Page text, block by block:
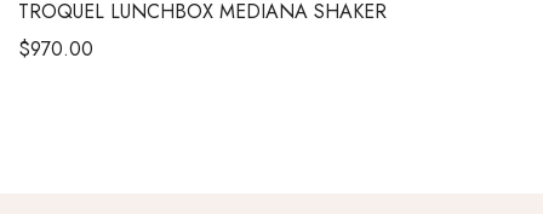
TROQUEL LUNCHBOX MEDIANA SHAKER
$970.00